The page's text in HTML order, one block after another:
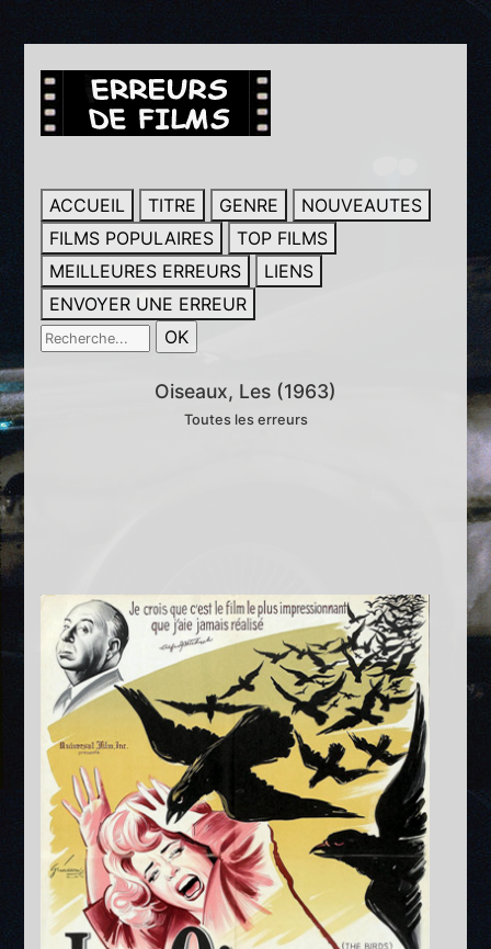
ACCUEIL TITRE GENRE
NOUVEAUTES
FILMS POPULAIRES
TOP FILMS
MEILLEURES ERREURS
LIENS
ENVOYER UNE ERREUR
Oiseaux, Les (1963)
Toutes les erreurs